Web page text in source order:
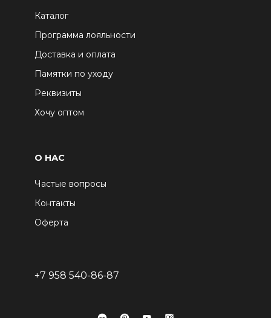
Каталог
Программа лояльности
Доставка и оплата
Памятки по уходу
Реквизиты
Хочу оптом
О НАС
Частые вопросы
Контакты
Оферта
+7 958 540-86-87